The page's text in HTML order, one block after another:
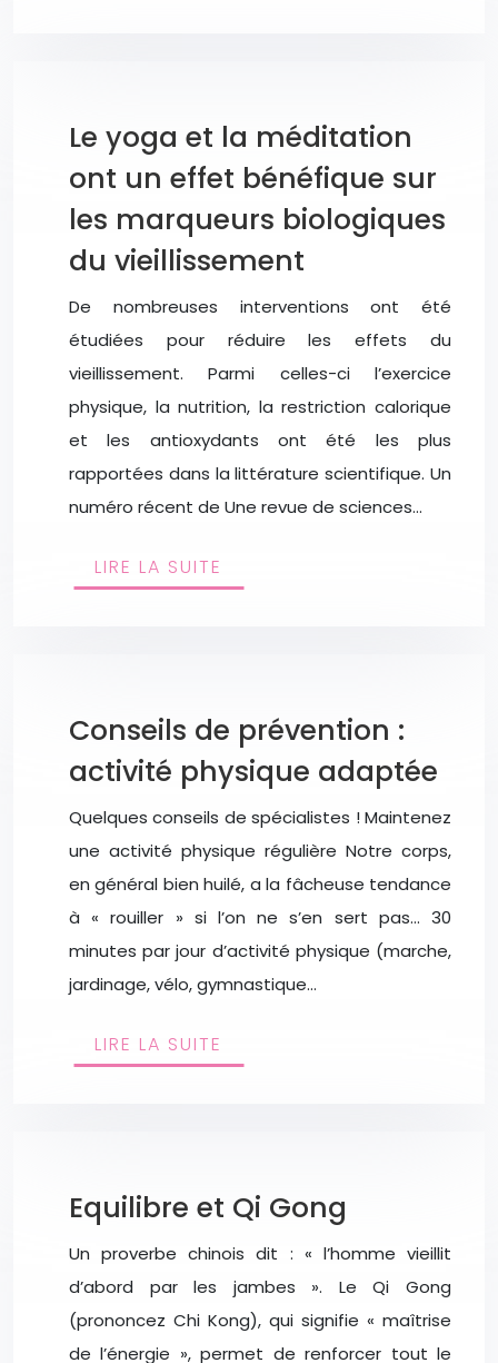
Le yoga et la méditation
ont un effet bénéfique sur
les marqueurs biologiques
du vieillissement
De nombreuses interventions ont été
étudiées pour réduire les effets du
vieillissement. Parmi celles-ci l’exercice
physique, la nutrition, la restriction calorique
et les antioxydants ont été les plus
rapportées dans la littérature scientifique. Un
numéro récent de Une revue de sciences…
LIRE LA SUITE
Conseils de prévention :
activité physique adaptée
Quelques conseils de spécialistes ! Maintenez
une activité physique régulière Notre corps,
en général bien huilé, a la fâcheuse tendance
à « rouiller » si l’on ne s’en sert pas… 30
minutes par jour d’activité physique (marche,
jardinage, vélo, gymnastique…
LIRE LA SUITE
Equilibre et Qi Gong
Un proverbe chinois dit : « l’homme vieillit
d’abord par les jambes ». Le Qi Gong
(prononcez Chi Kong), qui signifie « maîtrise
de l’énergie », permet de renforcer tout le